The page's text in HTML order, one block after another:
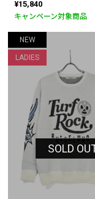
¥15,840
キャンペーン対象商品
NEW
LADIES
SOLD